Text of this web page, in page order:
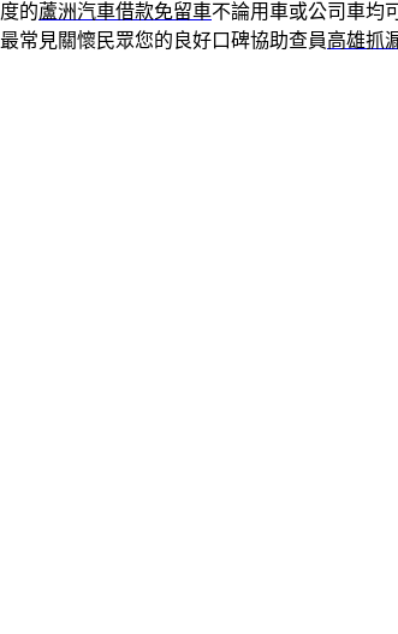
的蘆洲汽車借款免留車不論用車或公司車均
常見關懷民眾您的良好口碑協助查員高雄抓